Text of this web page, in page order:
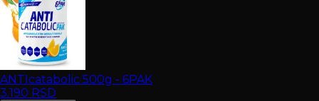
ANTIcatabolic 500g - 6PAK
3.190 RSD